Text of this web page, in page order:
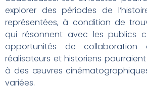
explorer des périodes de
représentées, à condition de
qui résonnent avec les publics
opportunités de collaboration
réalisateurs et historiens
à des œuvres
variées.